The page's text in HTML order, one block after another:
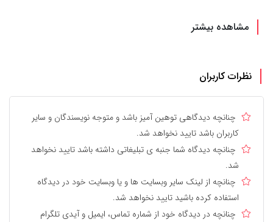
مشاهده بیشتر
نظرات کاربران
چنانچه دیدگاهی توهین آمیز باشد و متوجه نویسندگان و سایر
کاربران باشد تایید نخواهد شد.
چنانچه دیدگاه شما جنبه ی تبلیغاتی داشته باشد تایید نخواهد
شد.
چنانچه از لینک سایر وبسایت ها و یا وبسایت خود در دیدگاه
استفاده کرده باشید تایید نخواهد شد.
چنانچه در دیدگاه خود از شماره تماس، ایمیل و آیدی تلگرام